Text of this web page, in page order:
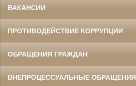
ВАКАНСИИ
ПРОТИВОДЕЙСТВИЕ КОРРУПЦИИ
ОБРАЩЕНИЯ ГРАЖДАН
ВНЕПРОЦЕССУАЛЬНЫЕ ОБРАЩЕНИЯ